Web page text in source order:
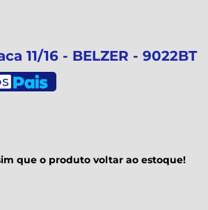
11/16 - BELZER - 9022BT
que o produto voltar ao estoque!